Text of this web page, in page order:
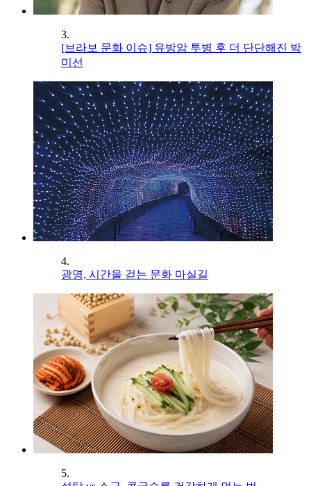
3.
[브라보 문화 이슈] 유방암 투병 후 더 단단해진 박
미선
4.
광명, 시간을 걷는 문화 마실길
5.